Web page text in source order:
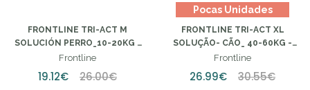
FRONTLINE TRI-ACT M
SOLUCIÓN PERRO_10-20KG -
2ML (X3 UNIDADES)
Frontline
19.12€ 26.00€
Pocas Unidades
FRONTLINE TRI-ACT XL
SOLUÇÃO- CÃO_ 40-60KG -
6ML (X3UNIDADES)
Frontline
26.99€ 30.55€